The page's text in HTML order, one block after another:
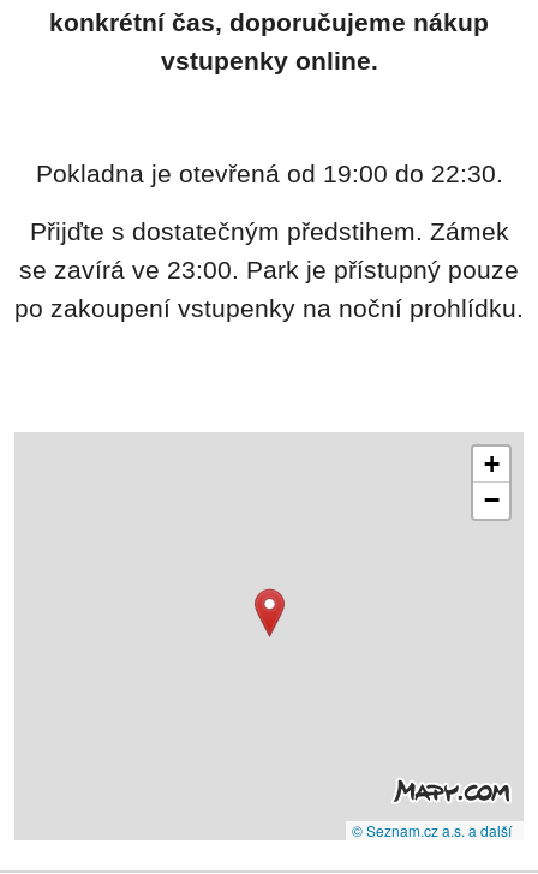
konkrétní čas, doporučujeme nákup
vstupenky online.
Pokladna je otevřená od 19:00 do 22:30.
Přijďte s dostatečným předstihem. Zámek
se zavírá ve 23:00. Park je přístupný pouze
po zakoupení vstupenky na noční prohlídku.
+
−
© Seznam.cz a.s. a další